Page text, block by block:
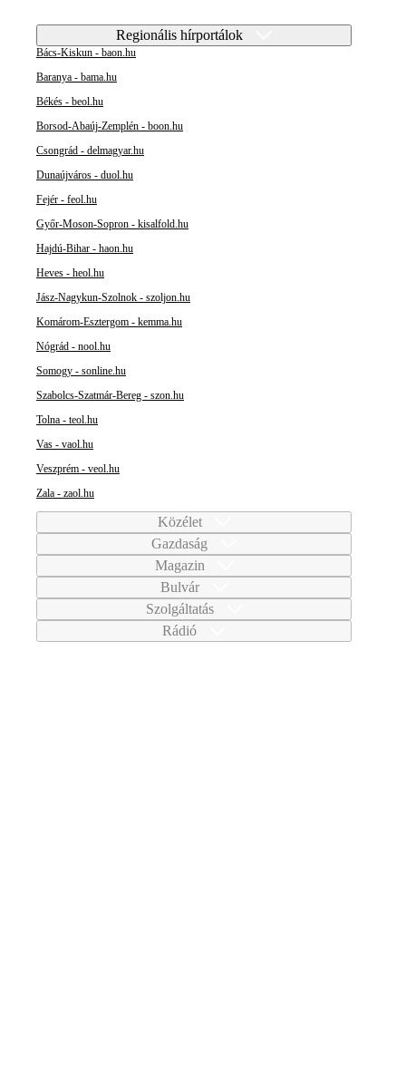
Regionális hírportálok
Bács-Kiskun - baon.hu
Baranya - bama.hu
Békés - beol.hu
Borsod-Abaúj-Zemplén - boon.hu
Csongrád - delmagyar.hu
Dunaújváros - duol.hu
Fejér - feol.hu
Győr-Moson-Sopron - kisalfold.hu
Hajdú-Bihar - haon.hu
Heves - heol.hu
Jász-Nagykun-Szolnok - szoljon.hu
Komárom-Esztergom - kemma.hu
Nógrád - nool.hu
Somogy - sonline.hu
Szabolcs-Szatmár-Bereg - szon.hu
Tolna - teol.hu
Vas - vaol.hu
Veszprém - veol.hu
Zala - zaol.hu
Közélet
Gazdaság
Magazin
Bulvár
Szolgáltatás
Rádió